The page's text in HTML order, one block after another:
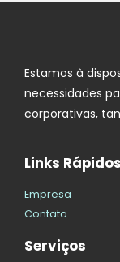
Estamos à
necessidades
corporativas,
Links Rápidos
Empresa
Contato
Serviços